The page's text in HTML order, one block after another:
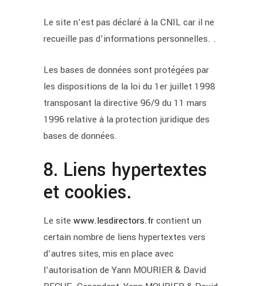
Le site n’est pas déclaré à la CNIL car il ne
recueille pas d’informations personnelles. .
Les bases de données sont protégées par
les dispositions de la loi du 1er juillet 1998
transposant la directive 96/9 du 11 mars
1996 relative à la protection juridique des
bases de données.
8. Liens hypertextes
et cookies.
Le sitewww.lesdirectors.frcontient un
certain nombre de liens hypertextes vers
d’autres sites, mis en place avec
l’autorisation de Yann MOURIER & David